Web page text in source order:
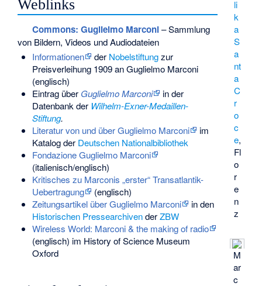
li
k
a
S
a
nt
a
C
r
o
c
e,
Fl
o
r
e
n
z
M
ar
c
Weblinks
Commons: Guglielmo Marconi– Sammlung
von Bildern, Videos und Audiodateien
Informationen
der Nobelstiftungzur
Preisverleihung 1909 an Guglielmo Marconi
(englisch)
Eintrag über Guglielmo Marconi
in der
Datenbank der Wilhelm-Exner-Medaillen-
Stiftung.
Literatur von und über Guglielmo Marconi
im
Katalog der Deutschen Nationalbibliothek
Fondazione Guglielmo Marconi
(italienisch/englisch)
Kritisches zu Marconis „erster“ Transatlantik-
Uebertragung
(englisch)
Zeitungsartikel über Guglielmo Marconi
in den
Historischen PressearchivenderZBW
Wireless World: Marconi & the making of radio
(englisch) im History of Science Museum
Oxford